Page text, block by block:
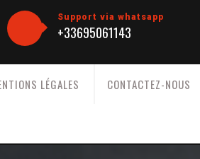
Support via whatsapp
+33695061143
LÉGALES CONTACTEZ-NOUS